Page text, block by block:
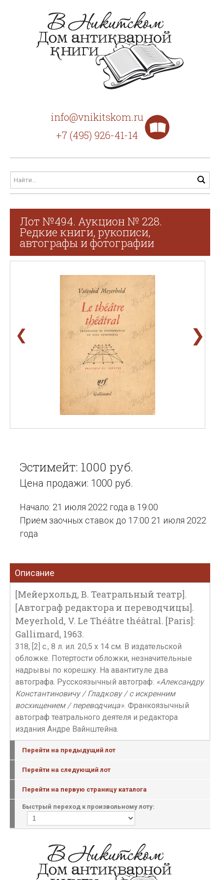
info@vnikitskom.ru
+7 (495) 926-41-14
Лот №494. Аукцион № 228.
Редкие книги, рукописи,
автографы и фотографии
❮ ❯
Эстимейт: 1000 руб.
Цена продажи: 1000 руб.
Начало: 21 июля 2022 года в 19:00
Прием заочных ставок до 17:00 21 июля 2022
года
Описание
[Мейерхольд, В. Театральный театр].
[Автограф редактора и переводчицы].
Meyerhold, V. Le Théâtre théâtral. [Paris]:
Gallimard, 1963.
318, [2] c., 8 л. ил. 20,5 х 14 см. В издательской
обложке. Потертости обложки, незначительные
надрывы по корешку. На авантитуле два
автографа. Русскоязычный автограф: «Александру
Константиновичу / Гладкову / с искренним
восхищением / переводчица». Франкоязычный
автограф театрального деятеля и редактора
издания Андре Вайнштейна.
Перейти на предыдущий лот
Перейти на следующий лот
Перейти на первую страницу каталога
Быстрый переход к произвольному лоту: